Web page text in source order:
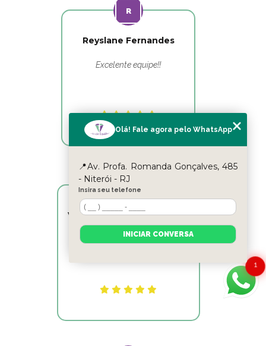
Reyslane Fernandes
Excelente equipe!!
Victor Hugo Marins Mansur
Ótimo atendimento!
1
Olá! Fale agora pelo WhatsApp
📍Av. Profa. Romanda Gonçalves, 485
- Niterói - RJ
Insira seu telefone
INICIAR CONVERSA